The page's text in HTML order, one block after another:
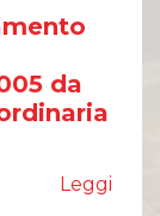
da
Leggi